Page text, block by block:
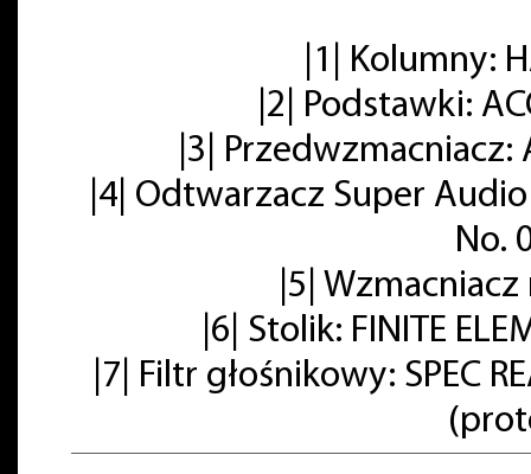
|1| Kolumny:
|2| Podstawki:
|3| Przedwzmacniacz:
|4| Odtwarzacz Super
No.
|5|
|6| Stolik: FINITE
|7| Filtr głośnikowy: SPEC